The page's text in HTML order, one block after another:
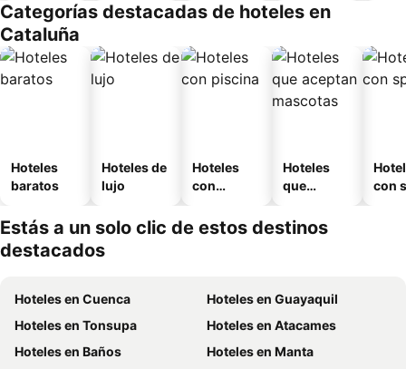
o
Categorías destacadas de hoteles en
Cataluña
Hoteles
baratos
Hoteles de
lujo
Hoteles
con
Hoteles
que
mascotas
con
Estás a un solo clic de estos destinos
destacados
Hoteles en Cuenca
Hoteles en Guayaquil
Hoteles en Tonsupa
Hoteles en Atacames
Hoteles en Baños
Hoteles en Manta